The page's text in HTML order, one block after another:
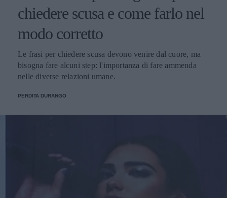
chiedere scusa e come farlo nel
modo corretto
Le frasi per chiedere scusa devono venire dal cuore, ma
bisogna fare alcuni step: l'importanza di fare ammenda
nelle diverse relazioni umane.
PERDITA DURANGO